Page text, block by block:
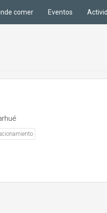
comer Eventos